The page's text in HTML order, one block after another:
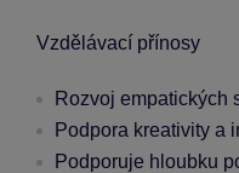
Vzdělávací přínosy
Rozvoj empatických
Podpora kreativity a
Podporuje hloubku